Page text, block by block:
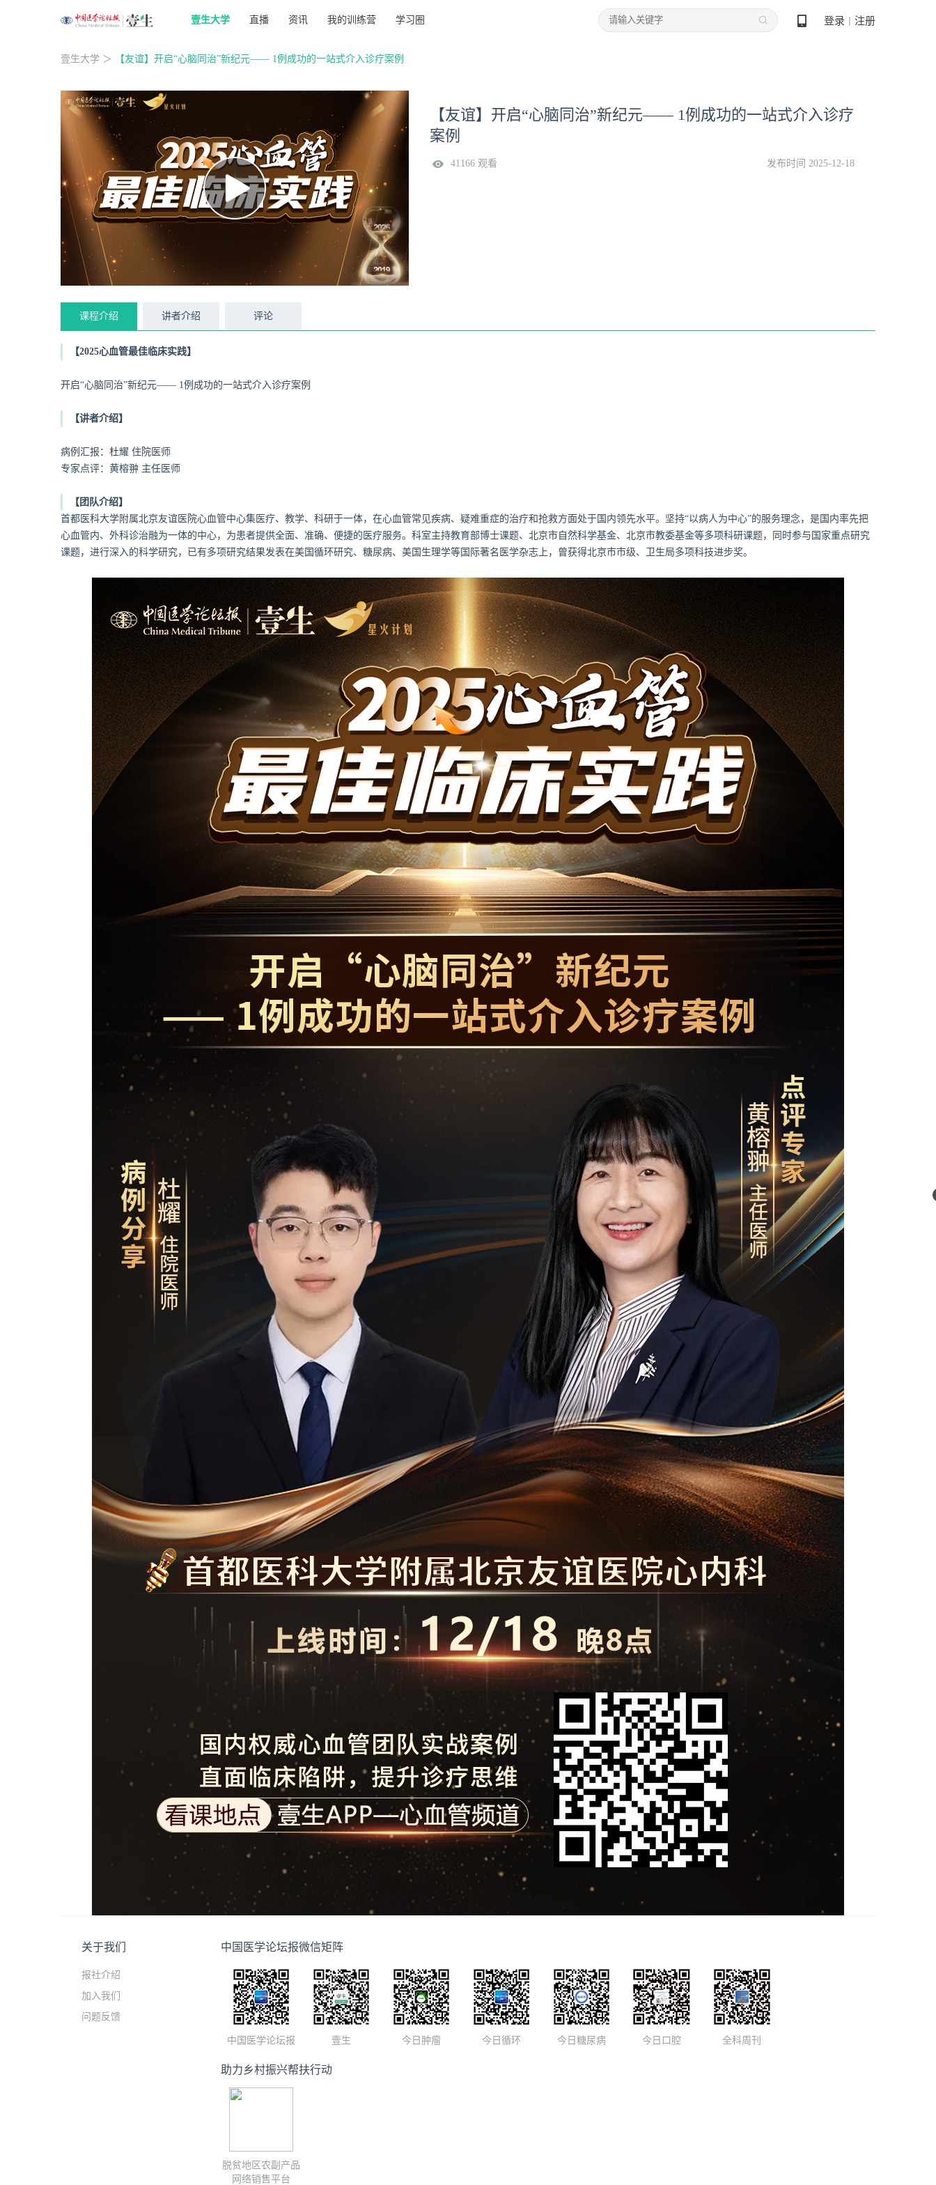
壹生大学 直播 资讯 我的训练营 学习圈 登录 注册
壹生大学 ＞ 【友谊】开启“心脑同治”新纪元—— 1例成功的一站式介入诊疗案例
【友谊】开启“心脑同治”新纪元—— 1例成功的一站式介入诊疗
案例
41166 观看 发布时间 2025-12-18
课程介绍 讲者介绍 评论
【2025心血管最佳临床实践】
开启“心脑同治”新纪元—— 1例成功的一站式介入诊疗案例
【讲者介绍】
病例汇报：杜耀 住院医师
专家点评：黄榕翀 主任医师
【团队介绍】
首都医科大学附属北京友谊医院心血管中心集医疗、教学、科研于一体，在心血管常见疾病、疑难重症的治疗和抢救方面处于国内领先水平。坚持“以病人为中心”的服务理念，是国内率先把
心血管内、外科诊治融为一体的中心，为患者提供全面、准确、便捷的医疗服务。科室主持教育部博士课题、北京市自然科学基金、北京市教委基金等多项科研课题，同时参与国家重点研究
课题，进行深入的科学研究，已有多项研究结果发表在美国循环研究、糖尿病、美国生理学等国际著名医学杂志上，曾获得北京市市级、卫生局多项科技进步奖。
关于我们
报社介绍
加入我们
问题反馈
中国医学论坛报微信矩阵
中国医学论坛报 壹生 今日肿瘤 今日循环 今日糖尿病 今日口腔 全科周刊
助力乡村振兴帮扶行动
脱贫地区农副产品
网络销售平台